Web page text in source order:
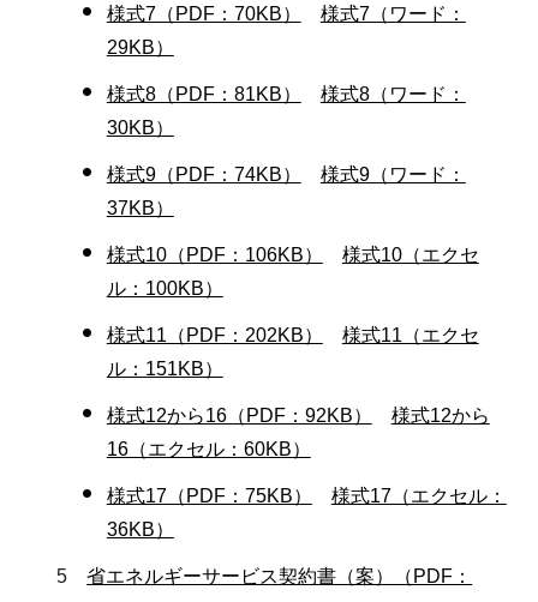
様式7（PDF：70KB）
様式7（ワード：
29KB）
様式8（PDF：81KB）
様式8（ワード：
30KB）
様式9（PDF：74KB）
様式9（ワード：
37KB）
様式10（PDF：106KB）
様式10（エクセ
ル：100KB）
様式11（PDF：202KB）
様式11（エクセ
ル：151KB）
様式12から16（PDF：92KB）
様式12から
16（エクセル：60KB）
様式17（PDF：75KB）
様式17（エクセル：
36KB）
5省エネルギーサービス契約書（案）（PDF：